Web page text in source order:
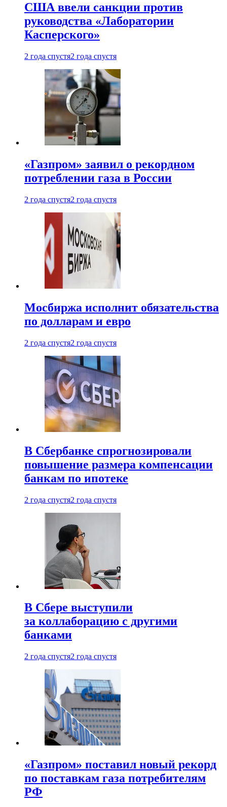
США ввели санкции против
руководства «Лаборатории
Касперского»
2 года спустя2 года спустя
«Газпром» заявил о рекордном
потреблении газа в России
2 года спустя2 года спустя
Мосбиржа исполнит обязательства
по долларам и евро
2 года спустя2 года спустя
В Сбербанке спрогнозировали
повышение размера компенсации
банкам по ипотеке
2 года спустя2 года спустя
В Сбере выступили
за коллаборацию с другими
банками
2 года спустя2 года спустя
«Газпром» поставил новый рекорд
по поставкам газа потребителям
РФ